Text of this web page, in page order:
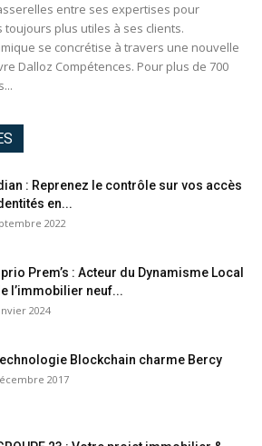
entre ses expertises pour
plus utiles à ses clients.
se concrétise à travers une nouvelle
Dalloz Compétences. Pour plus de 700
: Reprenez le contrôle sur vos accès
en...
2022
Prem’s : Acteur du Dynamisme Local
l’immobilier neuf...
2024
Blockchain charme Bercy
2017